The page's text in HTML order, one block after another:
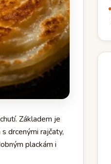
Základem je
drcenými rajčaty,
plackám i